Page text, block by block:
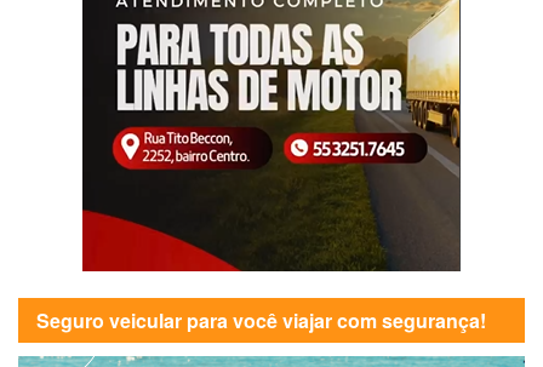
Seguro veicular para você viajar com segurança!